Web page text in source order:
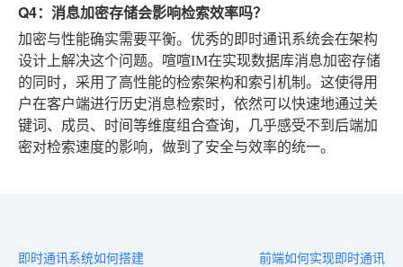
Q4：消息加密存储会影响检索效率吗？
加密与性能确实需要平衡。优秀的即时通讯系统会在架构
设计上解决这个问题。喧喧IM在实现数据库消息加密存储
的同时，采用了高性能的检索架构和索引机制。这使得用
户在客户端进行历史消息检索时，依然可以快速地通过关
键词、成员、时间等维度组合查询，几乎感受不到后端加
密对检索速度的影响，做到了安全与效率的统一。
即时通讯系统如何搭建
前端如何实现即时通讯